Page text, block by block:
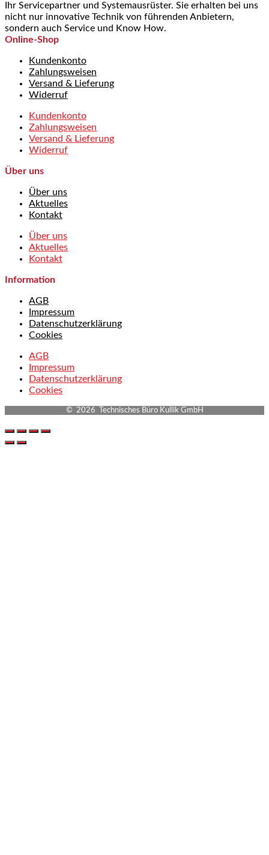
Ihr Servicepartner und Systemausrüster. Sie erhalten bei uns
nicht nur innovative Technik von führenden Anbietern,
sondern auch Service und Know How.
Online-Shop
Kundenkonto
Zahlungsweisen
Versand & Lieferung
Widerruf
Kundenkonto
Zahlungsweisen
Versand & Lieferung
Widerruf
Über uns
Über uns
Aktuelles
Kontakt
Über uns
Aktuelles
Kontakt
Information
AGB
Impressum
Datenschutzerklärung
Cookies
AGB
Impressum
Datenschutzerklärung
Cookies
© 2026 Technisches Büro Kullik GmbH